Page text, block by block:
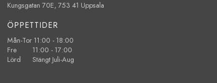
Kungsgatan 70E, 753 41 Uppsala
ÖPPETTIDER
Mån-Tor 11:00 - 18:00
Fre 11:00 - 17:00
Lörd Stängt Juli-Aug